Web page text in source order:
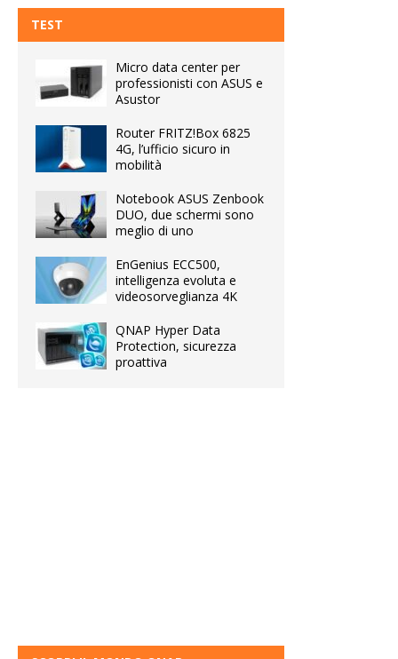
TEST
Micro data center per
professionisti con ASUS e
Asustor
Router FRITZ!Box 6825
4G, l’ufficio sicuro in
mobilità
Notebook ASUS Zenbook
DUO, due schermi sono
meglio di uno
EnGenius ECC500,
intelligenza evoluta e
videosorveglianza 4K
QNAP Hyper Data
Protection, sicurezza
proattiva